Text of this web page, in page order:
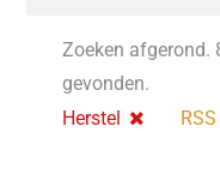
Zoeken afgerond.
gevonden.
Herstel
RSS